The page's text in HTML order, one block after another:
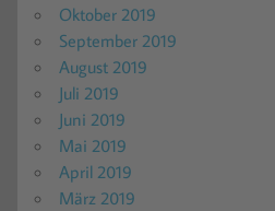
Oktober 2019
September 2019
August 2019
Juli 2019
Juni 2019
Mai 2019
April 2019
März 2019